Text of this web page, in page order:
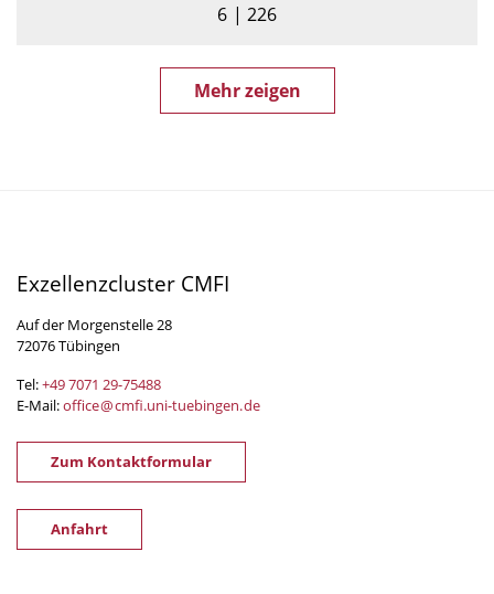
6 226
Mehr zeigen
Exzellenzcluster CMFI
Auf der Morgenstelle 28
72076 Tübingen
Tel:+49 7071 29-75488
E-Mail:office@cmfi.uni-tuebingen.de
Zum Kontaktformular
Anfahrt